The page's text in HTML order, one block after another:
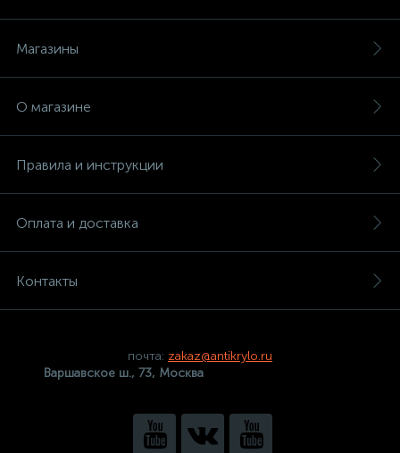
Магазины
О магазине
Правила и инструкции
Оплата и доставка
Контакты
почта: zakaz@antikrylo.ru
Варшавское ш., 73, Москва